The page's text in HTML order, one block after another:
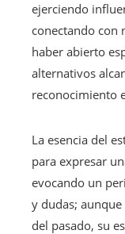
ejerciendo
conectando con
haber abierto
alternativos
reconocimiento
La esencia del
para expresar
evocando un
y dudas;
del pasado, su